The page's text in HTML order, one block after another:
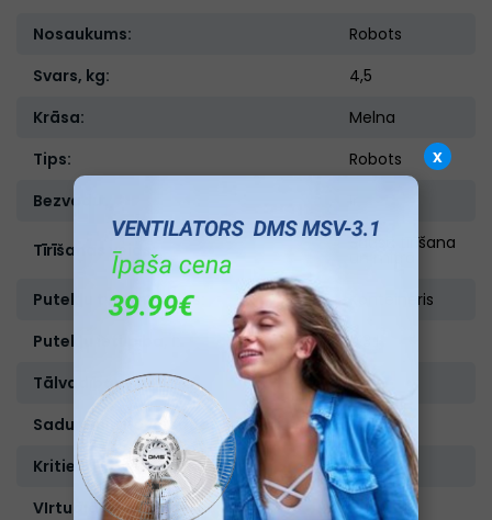
Nosaukums:
Robots
Svars, kg:
4,5
Krāsa:
Melna
Tips:
Robots
Bezvadu:
Tīrīšanas veids: Sausā tīrīšana
Putekļu tvertnes tips:
Konteineris
Putekļu ietilpība, l:
0,3 l
Tālvadības pults:
Ir
Sadursmju novēršanas sensori:
Ir
Kritiena novēršanas sensori:
Ir
VIrtuālā siena:
Ir
x